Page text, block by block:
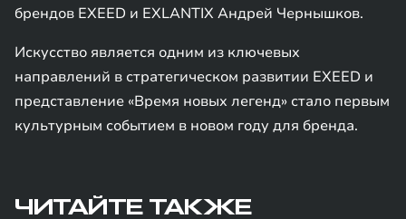
брендов EXEED и EXLANTIX Андрей Чернышков.
Искусство является одним из ключевых
направлений в стратегическом развитии EXEED и
представление «Время новых легенд» стало первым
культурным событием в новом году для бренда.
ЧИТАЙТЕ ТАКЖЕ